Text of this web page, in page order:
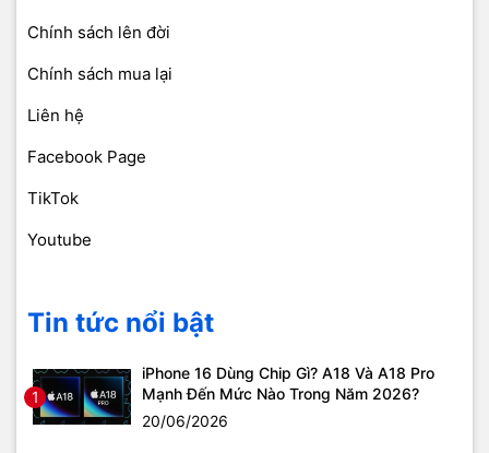
Chính sách lên đời
Chính sách mua lại
Liên hệ
Facebook Page
TikTok
Youtube
Tin tức nổi bật
1
iPhone 16 Dùng Chip Gì? A18 Và A18 Pro
Mạnh Đến Mức Nào Trong Năm 2026?
20/06/2026